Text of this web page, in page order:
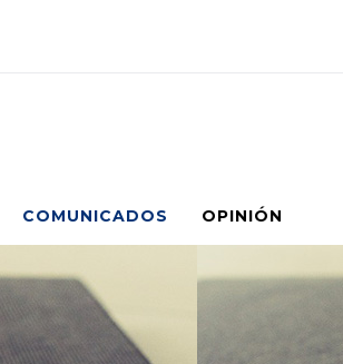
COMUNICADOS OPINIÓN